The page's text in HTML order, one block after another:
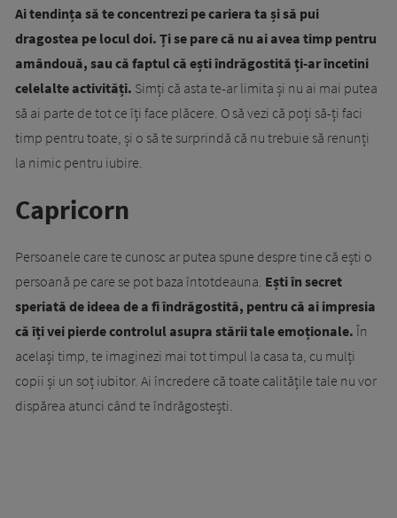
Ai tendința să te concentrezi pe cariera ta și să pui
dragostea pe locul doi. Ți se pare că nu ai avea timp pentru
amândouă, sau că faptul că ești îndrăgostită ți-ar încetini
celelalte activități. Simți că asta te-ar limita și nu ai mai putea
să ai parte de tot ce îți face plăcere. O să vezi că poți să-ți faci
timp pentru toate, și o să te surprindă că nu trebuie să renunți
la nimic pentru iubire.
Capricorn
Persoanele care te cunosc ar putea spune despre tine că ești o
persoană pe care se pot baza întotdeauna. Ești în secret
speriată de ideea de a fi îndrăgostită, pentru că ai impresia
că îți vei pierde controlul asupra stării tale emoționale. În
același timp, te imaginezi mai tot timpul la casa ta, cu mulți
copii și un soț iubitor. Ai încredere că toate calitățile tale nu vor
dispărea atunci când te îndrăgostești.